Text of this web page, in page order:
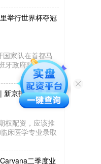
举行世界杯夺冠
家队在首都马
政府驻马德里
新京报专栏
权配资，应该推
床医学专业录取
二季度业
挫